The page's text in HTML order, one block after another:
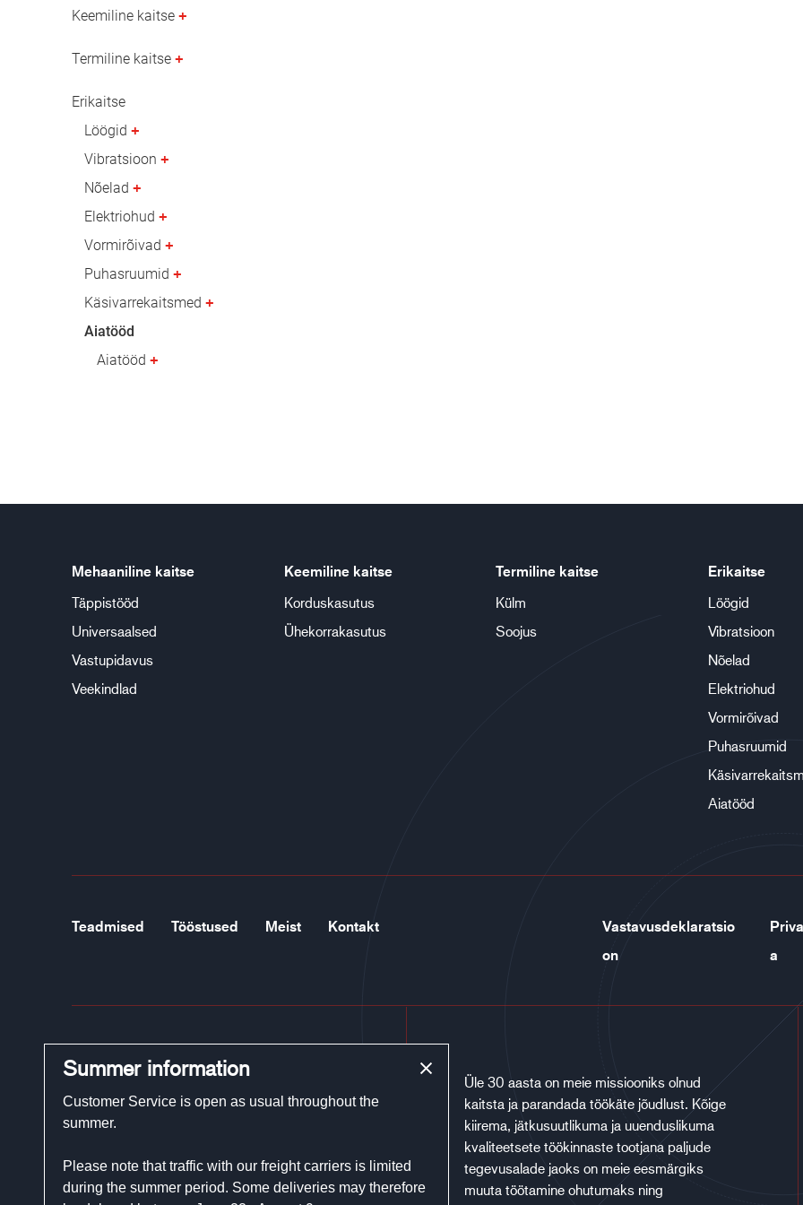
Nafta- ja gaasitööstus
Keemiline kaitse
Termiline kaitse
Erikaitse
Löögid
Vibratsioon
Nõelad
Elektriohud
Vormirõivad
Puhasruumid
Käsivarrekaitsmed
Aiatööd
Aiatööd
Mehaaniline kaitse
Täppistööd
Universaalsed
Vastupidavus
Veekindlad
Keemiline kaitse
Korduskasutus
Ühekorrakasutus
Termiline kaitse
Külm
Soojus
Erikaitse
Löögid
Vibratsioon
Nõelad
Elektriohud
Vormirõivad
Puhasruumid
Aiatööd
Teadmised Tööstused Meist Kontakt
Vastavusdeklaratsio
on
a
+46 (0)321-29 300
customerservice@guidegloves.com
Johanneslundsvägen 12
Üle 30 aasta on meie missiooniks olnud
kaitsta ja parandada töökäte jõudlust. Kõige
kiirema, jätkusuutlikuma ja uuenduslikuma
kvaliteetsete töökinnaste tootjana paljude
tegevusalade jaoks on meie eesmärgiks
muuta töötamine ohutumaks ning
Summer information
Customer Service is open as usual throughout the
summer.
Please note that traffic with our freight carriers is limited
during the summer period. Some deliveries may therefore